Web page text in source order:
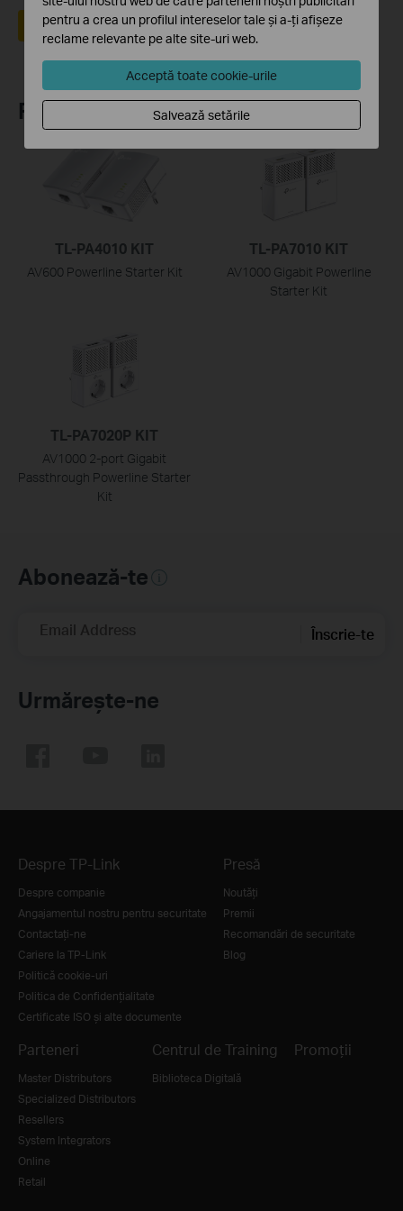
Da Nu
Recommend Products
TL-PA4010 KIT
AV600 Powerline Starter Kit
TL-PA7010 KIT
AV1000 Gigabit Powerline
Starter Kit
TL-PA7020P KIT
AV1000 2-port Gigabit
Passthrough Powerline Starter
Kit
Abonează-te
Email Address Înscrie-te
Urmărește-ne
Despre TP-Link
Despre companie
Angajamentul nostru pentru securitate
Contactați-ne
Cariere la TP-Link
Politică cookie-uri
Politica de Confidențialitate
Certificate ISO și alte documente
Presă
Noutăţi
Premii
Recomandări de securitate
Blog
Parteneri
Master Distributors
Specialized Distributors
Resellers
System Integrators
Online
Retail
Centrul de Training
Biblioteca Digitală
Promoții
pentru a crea un profilul intereselor tale și a-ți afișeze
reclame relevante pe alte site-uri web.
Acceptă toate cookie-urile
Salvează setările